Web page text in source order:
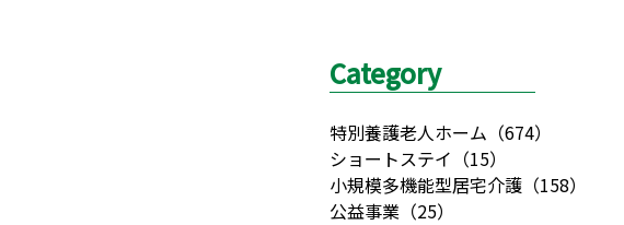
Category
特別養護老人ホーム （674）
ショートステイ （15）
小規模多機能型居宅介護 （158）
公益事業 （25）